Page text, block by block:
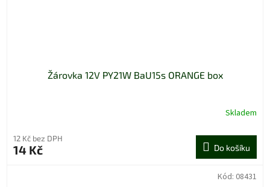
Žárovka 12V PY21W BaU15s ORANGE box
Skladem
12 Kč bez DPH
14 Kč Do košíku
Kód: 08431